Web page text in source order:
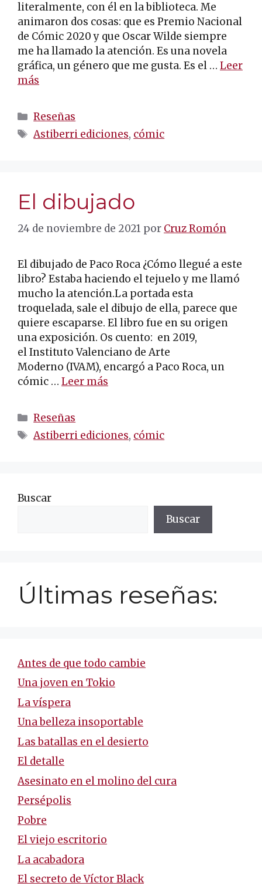
literalmente, con él en la biblioteca. Me
animaron dos cosas: que es Premio Nacional
de Cómic 2020 y que Oscar Wilde siempre
me ha llamado la atención. Es una novela
gráfica, un género que me gusta. Es el … Leer
más
Categorías
Reseñas
Etiquetas
Astiberri ediciones, cómic
El dibujado
24 de noviembre de 2021 por Cruz Romón
El dibujado de Paco Roca ¿Cómo llegué a este
libro? Estaba haciendo el tejuelo y me llamó
mucho la atención.La portada esta
troquelada, sale el dibujo de ella, parece que
quiere escaparse. El libro fue en su origen
una exposición. Os cuento: en 2019,
el Instituto Valenciano de Arte
Moderno (IVAM), encargó a Paco Roca, un
cómic … Leer más
Categorías
Reseñas
Etiquetas
Astiberri ediciones, cómic
Buscar
Buscar
Últimas reseñas:
Antes de que todo cambie
Una joven en Tokio
La víspera
Una belleza insoportable
Las batallas en el desierto
El detalle
Asesinato en el molino del cura
Persépolis
Pobre
El viejo escritorio
La acabadora
El secreto de Víctor Black